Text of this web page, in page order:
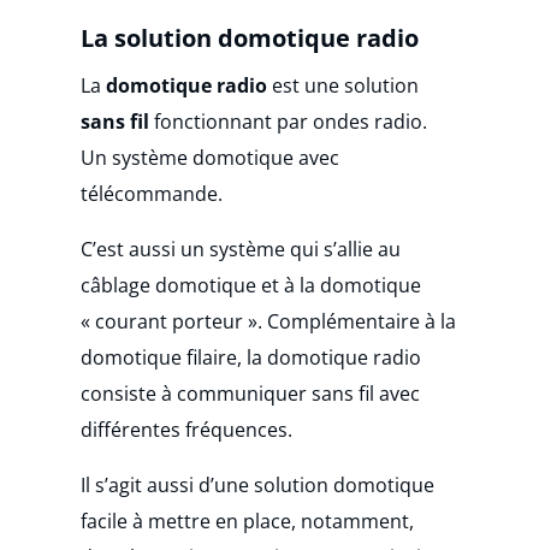
La solution domotique radio
Ladomotique radio est une solution
sans fil fonctionnant par ondes radio.
Un système domotique avec
télécommande.
C’est aussi un système qui s’allie au
câblage domotique et à la domotique
« courant porteur ». Complémentaire à la
domotique filaire, la domotique radio
consiste à communiquer sans fil avec
différentes fréquences.
Il s’agit aussi d’une solution domotique
facile à mettre en place, notamment,